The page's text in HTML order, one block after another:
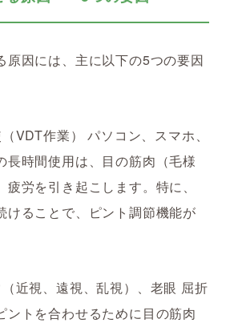
原因には、主に以下の5つの要因
VDT作業） パソコン、スマホ、
長時間使用は、目の筋肉（毛様
労を引き起こします。特に、
けることで、ピント調節機能が
近視、遠視、乱視）、老眼 屈折
ントを合わせるために目の筋肉